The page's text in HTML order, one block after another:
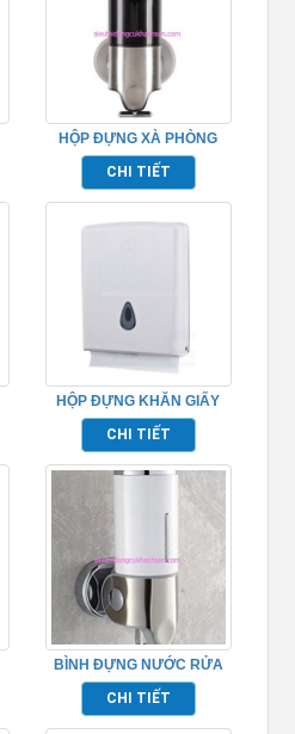
HỘP ĐỰNG XÀ PHÒNG
TREO TƯỜNG
CHI TIẾT
HỘP ĐỰNG KHĂN GIẤY
TP695159
CHI TIẾT
BÌNH ĐỰNG NƯỚC RỬA
TAY GẮN TƯỜNG
CHI TIẾT